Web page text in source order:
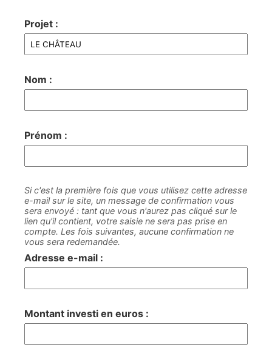
Projet :
Nom :
Prénom :
Si c'est la première fois que vous utilisez cette adresse
e-mail sur le site, un message de confirmation vous
sera envoyé : tant que vous n'aurez pas cliqué sur le
lien qu'il contient, votre saisie ne sera pas prise en
compte. Les fois suivantes, aucune confirmation ne
vous sera redemandée.
Adresse e-mail :
Montant investi en euros :